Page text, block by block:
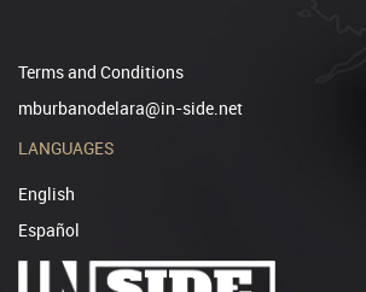
Terms and Conditions
mburbanodelara@in-side.net
LANGUAGES
English
Español